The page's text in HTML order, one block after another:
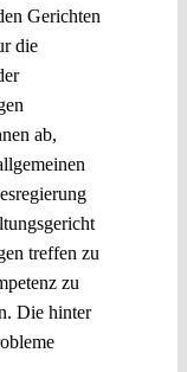
Gerichten
die
ab,
treffen zu
zu
Die hinter